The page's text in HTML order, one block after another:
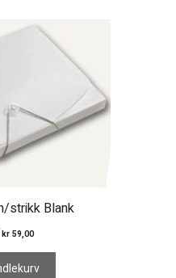
strikk Blank
kr 59,00